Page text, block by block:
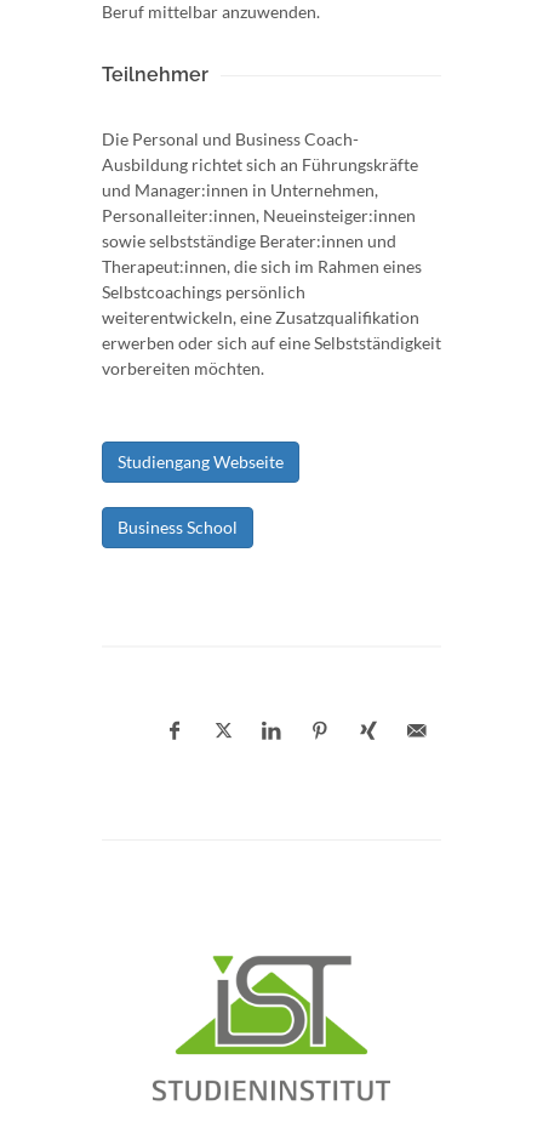
Beruf mittelbar anzuwenden.
Teilnehmer
Die Personal und Business Coach-
Ausbildung richtet sich an Führungskräfte
und Manager:innen in Unternehmen,
Personalleiter:innen, Neueinsteiger:innen
sowie selbstständige Berater:innen und
Therapeut:innen, die sich im Rahmen eines
Selbstcoachings persönlich
weiterentwickeln, eine Zusatzqualifikation
erwerben oder sich auf eine Selbstständigkeit
vorbereiten möchten.
Studiengang Webseite
Business School